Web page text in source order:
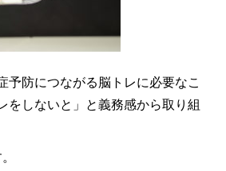
予防につながる脳トレに必要なこ
をしないと」と義務感から取り組